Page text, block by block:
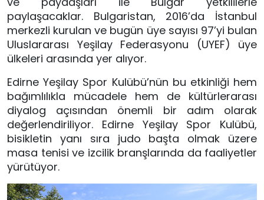
paylaşacaklar. Bulgaristan, 2016’da İstanbul
merkezli kurulan ve bugün üye sayısı 97’yi bulan
Uluslararası Yeşilay Federasyonu (UYEF) üye
ülkeleri arasında yer alıyor.
Edirne Yeşilay Spor Kulübü’nün bu etkinliği hem
bağımlılıkla mücadele hem de kültürlerarası
diyalog açısından önemli bir adım olarak
değerlendiriliyor. Edirne Yeşilay Spor Kulübü,
bisikletin yanı sıra judo başta olmak üzere
masa tenisi ve izcilik branşlarında da faaliyetler
yürütüyor.